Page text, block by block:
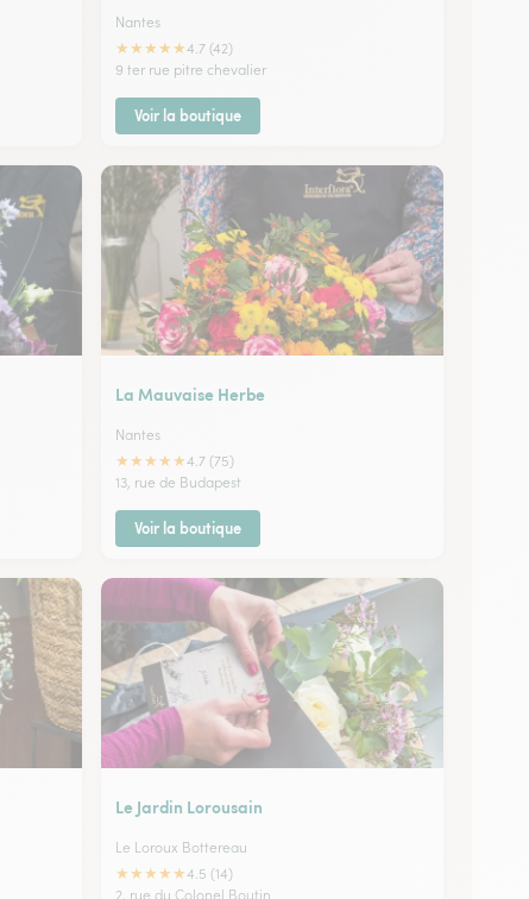
Nantes
★★★★★4.7 (42)
9 ter rue pitre chevalier
Voir la boutique
La Mauvaise Herbe
Nantes
★★★★★4.7 (75)
13, rue de Budapest
Voir la boutique
Le Jardin Lorousain
Le Loroux Bottereau
★★★★★4.5 (14)
2, rue du Colonel Boutin